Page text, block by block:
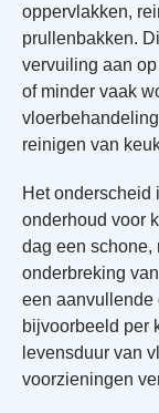
oppervlakken,
prullenbakken.
vervuiling aan
of minder vaak
reinigen van
Het onderscheid
onderhoud voor
dag een schone,
onderbreking
een aanvullende
bijvoorbeeld per
levensduur van
voorzieningen